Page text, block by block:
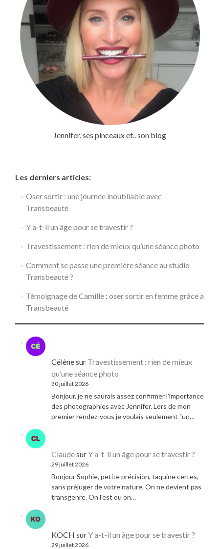
Jennifer, ses pinceaux et.. son blog
Les derniers articles:
Oser sortir : une journée inoubliable avec
Transbeauté
Y a-t-il un âge pour se travestir ?
Travestissement : rien de mieux qu’une séance photo
Comment se passe une première séance au studio
Transbeauté ?
Témoignage de Camille : oser sortir en femme grâce à
Transbeauté
Célènesur Travestissement : rien de mieux
qu’une séance photo
30 juillet 2026
Bonjour, je ne saurais assez confirmer l'importance
des photographies avec Jennifer. Lors de mon
premier rendez-vous je voulais seulement "un…
ClaudesurY a-t-il un âge pour se travestir ?
29 juillet 2026
Bonjour Sophie, petite précision, taquine certes,
sans préjuger de votre nature. On ne devient pas
transgenre. On l'est ou on…
KOCH surY a-t-il un âge pour se travestir ?
29 juillet 2026